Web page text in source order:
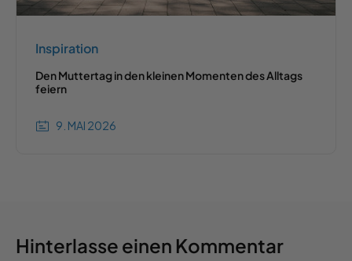
Inspiration
Den Muttertag in den kleinen Momenten des Alltags
feiern
9. MAI 2026
Hinterlasse einen Kommentar